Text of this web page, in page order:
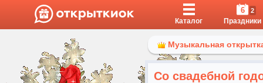
Каталог
6 2
Праздники
Музыкальная
Со свадебной